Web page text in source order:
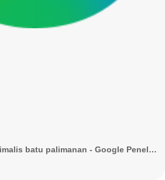
🔎 rumah bergaya minimalis batu palimanan - Google Penelusuran